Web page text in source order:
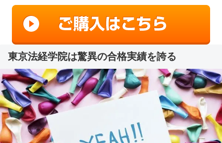
東京法経学院は驚異の合格実績を誇る